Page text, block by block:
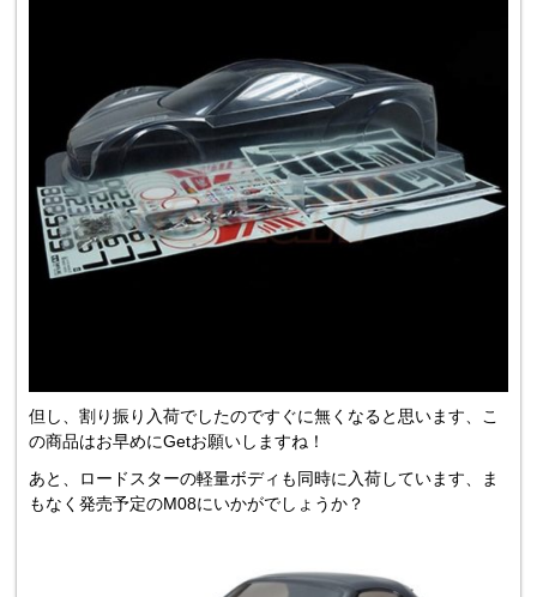
但し、割り振り入荷でしたのですぐに無くなると思います、こ
の商品はお早めにGetお願いしますね！
あと、ロードスターの軽量ボディも同時に入荷しています、ま
もなく発売予定のM08にいかがでしょうか？